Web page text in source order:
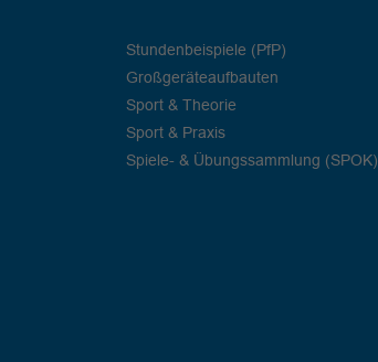
Stundenbeispiele (PfP)
Großgeräteaufbauten
Sport & Theorie
Sport & Praxis
Spiele- & Übungssammlung (SPOK)